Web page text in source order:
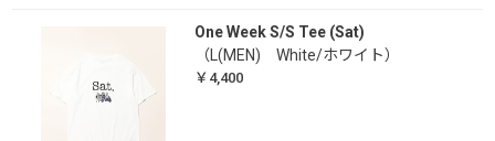
One Week S/S Tee (Sat)
（L(MEN) White/ホワイト）
￥4,400